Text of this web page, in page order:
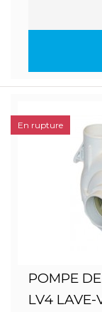
POMPE
LV4 LAVE-
En rupture